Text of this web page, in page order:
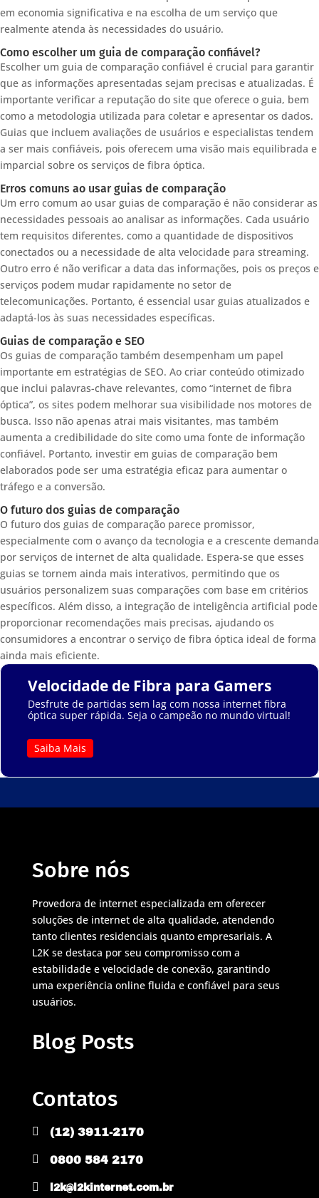
em economia significativa e na escolha de um serviço que
realmente atenda às necessidades do usuário.
Como escolher um guia de comparação confiável?
Escolher um guia de comparação confiável é crucial para garantir
que as informações apresentadas sejam precisas e atualizadas. É
importante verificar a reputação do site que oferece o guia, bem
como a metodologia utilizada para coletar e apresentar os dados.
Guias que incluem avaliações de usuários e especialistas tendem
a ser mais confiáveis, pois oferecem uma visão mais equilibrada e
imparcial sobre os serviços de fibra óptica.
Erros comuns ao usar guias de comparação
Um erro comum ao usar guias de comparação é não considerar as
necessidades pessoais ao analisar as informações. Cada usuário
tem requisitos diferentes, como a quantidade de dispositivos
conectados ou a necessidade de alta velocidade para streaming.
Outro erro é não verificar a data das informações, pois os preços e
serviços podem mudar rapidamente no setor de
telecomunicações. Portanto, é essencial usar guias atualizados e
adaptá-los às suas necessidades específicas.
Guias de comparação e SEO
Os guias de comparação também desempenham um papel
importante em estratégias de SEO. Ao criar conteúdo otimizado
que inclui palavras-chave relevantes, como “internet de fibra
óptica”, os sites podem melhorar sua visibilidade nos motores de
busca. Isso não apenas atrai mais visitantes, mas também
aumenta a credibilidade do site como uma fonte de informação
confiável. Portanto, investir em guias de comparação bem
elaborados pode ser uma estratégia eficaz para aumentar o
tráfego e a conversão.
O futuro dos guias de comparação
O futuro dos guias de comparação parece promissor,
especialmente com o avanço da tecnologia e a crescente demanda
por serviços de internet de alta qualidade. Espera-se que esses
guias se tornem ainda mais interativos, permitindo que os
usuários personalizem suas comparações com base em critérios
específicos. Além disso, a integração de inteligência artificial pode
proporcionar recomendações mais precisas, ajudando os
consumidores a encontrar o serviço de fibra óptica ideal de forma
ainda mais eficiente.
Velocidade de Fibra para Gamers
Desfrute de partidas sem lag com nossa internet fibra
óptica super rápida. Seja o campeão no mundo virtual!
Saiba Mais
Sobre nós
Provedora de internet especializada em oferecer
soluções de internet de alta qualidade, atendendo
tanto clientes residenciais quanto empresariais. A
L2K se destaca por seu compromisso com a
estabilidade e velocidade de conexão, garantindo
uma experiência online fluida e confiável para seus
usuários.
Blog Posts
Contatos
 (12) 3911-2170
 0800 584 2170
 l2k@l2kinternet.com.br